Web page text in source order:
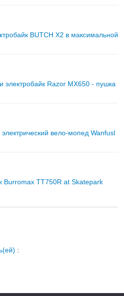
BUTCH X2 в максимальной
электробайк Razor MX650 - пушка
вело-мопед Wanfusl
Burromax TT750R at Skatepark
: